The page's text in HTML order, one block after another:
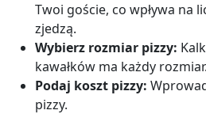
Twoi goście, co wpływa na
zjedzą.
Wybierz rozmiar pizzy:
kawałków ma każdy rozmiar.
Podaj koszt pizzy:
pizzy.